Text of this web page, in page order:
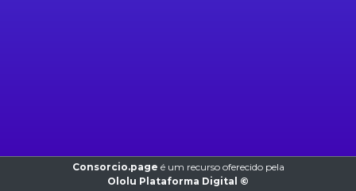
Consorcio.page é um recurso oferecido pela
Ololu Plataforma Digital ©